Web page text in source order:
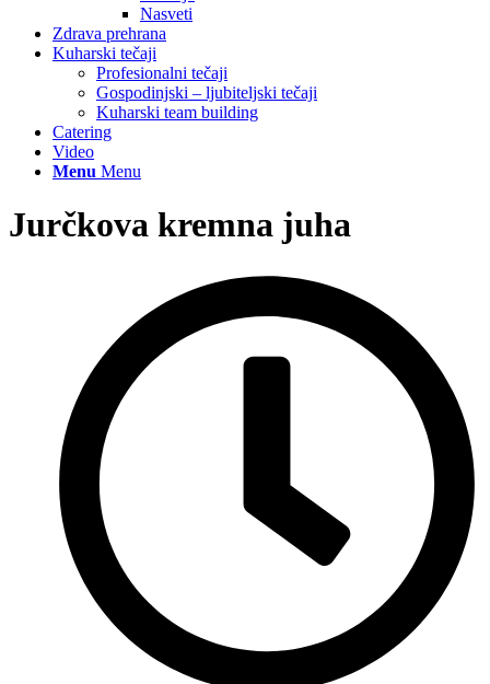
Nasveti
Zdrava prehrana
Kuharski tečaji
Profesionalni tečaji
Gospodinjski – ljubiteljski tečaji
Kuharski team building
Catering
Video
Menu Menu
Jurčkova kremna juha